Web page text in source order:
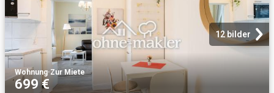
12 bilder
Wohnung·Zur Miete
699 €